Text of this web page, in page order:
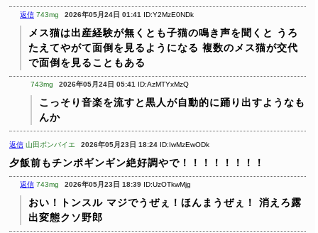
返信 743mg 2026年05月24日 01:41 ID:Y2MzE0NDk
メス猫は出産経験が無くとも子猫の鳴き声を聞くと
うろ
たえてやがて面倒を見るようになる 複数のメス猫が交代
で面倒を見ることもある
743mg 2026年05月24日 05:41 ID:AzMTYxMzQ
こっそり音楽を流すと黒人が自動的に踊り出すようなも
んか
返信 山田ボンバイエ 2026年05月23日 18:24 ID:IwMzEwODk
夕飯前もチンポギンギン絶好調やで！！！！！！！！
返信 743mg 2026年05月23日 18:39 ID:UzOTkwMjg
おい！トンスル マジでうぜぇ！ほんまうぜぇ！ 消えろ露
出変態クソ野郎